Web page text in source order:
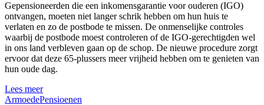
Gepensioneerden die een inkomensgarantie voor ouderen (IGO)
ontvangen, moeten niet langer schrik hebben om hun huis te
verlaten en zo de postbode te missen. De onmenselijke controles
waarbij de postbode moest controleren of de IGO-gerechtigden wel
in ons land verbleven gaan op de schop. De nieuwe procedure zorgt
ervoor dat deze 65-plussers meer vrijheid hebben om te genieten van
hun oude dag.
Lees meer
ArmoedePensioenen